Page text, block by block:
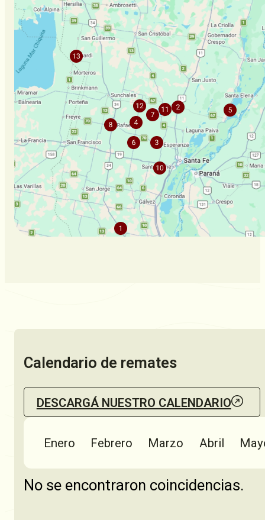
Calendario de remates
DESCARGÁ NUESTRO CALENDARIO
Enero Febrero Marzo Abril
No se encontraron coincidencias.